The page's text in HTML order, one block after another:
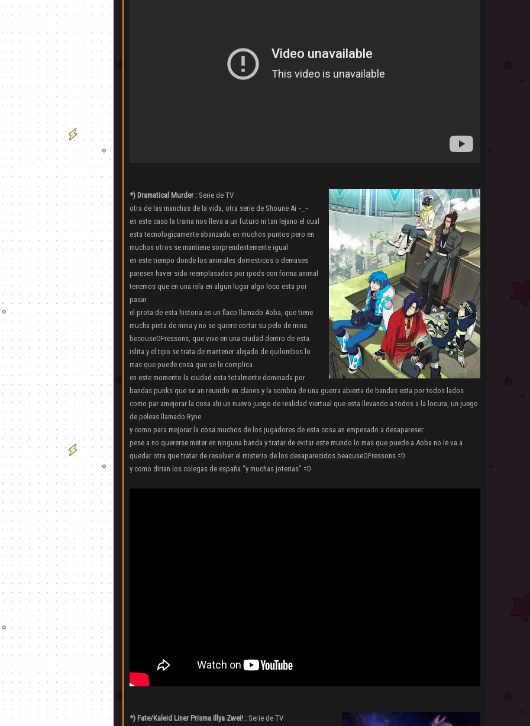
*) Dramatical Murder : Serie de TV
otra de las manchas de la vida, otra serie de Shoune Ai ¬_¬
en este caso la trama nos lleva a un futuro ni tan lejano el cual
esta tecnologicamente abanzado en muchos puntos pero en
muchos otros se mantiene sorprendentemente igual
en este tiempo donde los animales domesticos o demases
paresen haver sido reemplasados por ipods con forma animal
tenemos que en una isla en algun lugar algo loco esta por
pasar
el prota de esta historia es un flaco llamado Aoba, que tiene
mucha pinta de mina y no se quiere cortar su pelo de mina
becouseOFressons, que vive en una ciudad dentro de esta
islita y el tipo se trata de mantener alejado de quilombos lo
mas que puede cosa que se le complica
en este momento la ciudad esta totalmente dominada por
bandas punks que se an reunido en clanes y la sombra de una guerra abierta de bandas esta por todos lados
como par amejorar la cosa ahi un nuevo juego de realidad viertual que esta llevando a todos a la locura, un juego
de peleas llamado Ryne
y como para mejorar la cosa muchos de los jugadores de esta cosa an empesado a desapareser
pese a no quererse meter en ninguna banda y tratar de evitar este mundo lo mas que puede a Aoba no le va a
quedar otra que tratar de resolver el misterio de los desaparecidos beacuseOFressons =D
y como dirian los colegas de españa “y muchas joterias” =D
*) Fate/Kaleid Liner Prisma Illya Zwei! : Serie de TV